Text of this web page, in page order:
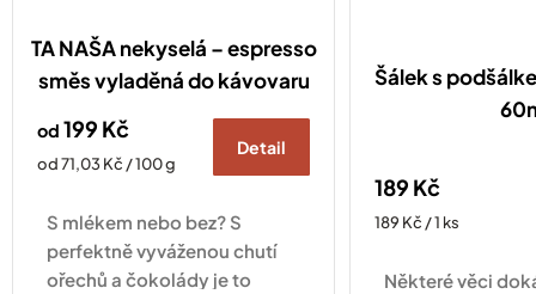
TA NAŠA nekyselá – espresso
směs vyladěná do kávovaru
od 199 Kč
Měrná
od 71,03 Kč / 100 g
Detail
S mlékem nebo bez? S
perfektně vyváženou chutí
ořechů a čokolády je to
Šálek s
189 Kč
Měrná
189 Kč / 1 ks
Některé věci